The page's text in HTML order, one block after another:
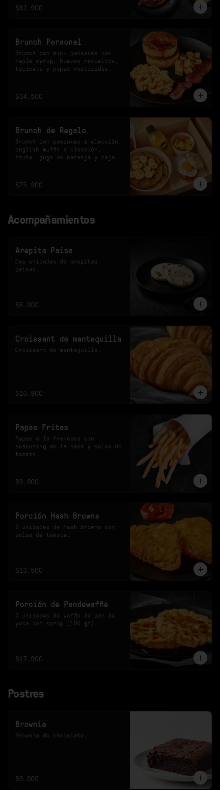
$62.900
Brunch Personal
Brunch con mini pancakes con
maple syrup, huevos revueltos,
tocineta y papas rostizadas.
$34.500
Brunch de Regalo
Brunch con pancakes a elección,
english muffin a elección,
fruta, jugo de naranja y caja
$75.900
Acompañamientos
Arepita Paisa
Dos unidades de arepitas
paisas.
$6.900
Croissant de mantequilla
Croissant de mantequilla.
$10.900
Papas Fritas
Papas a la francesa con
seasoning de la casa y salsa de
tomate.
$9.900
Porción Hash Browns
2 unidades de Hash browns con
salsa de tomate.
$13.500
Porción de Pandewaffle
2 unidades de waffle de pan de
yuca con syrup (100 gr).
$17.900
Postres
Brownie
Brownie de chocolate.
$9.900